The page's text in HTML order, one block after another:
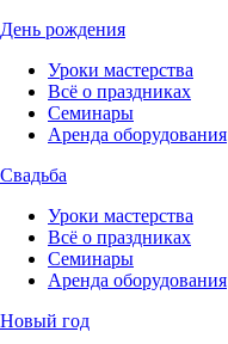
День рождения
Уроки мастерства
Всё о праздниках
Семинары
Аренда оборудования
Свадьба
Уроки мастерства
Всё о праздниках
Семинары
Аренда оборудования
Новый год